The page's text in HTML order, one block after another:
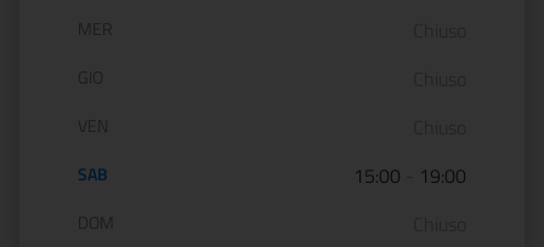
MER
GIO
VEN
SAB 15:00 19:00
DOM